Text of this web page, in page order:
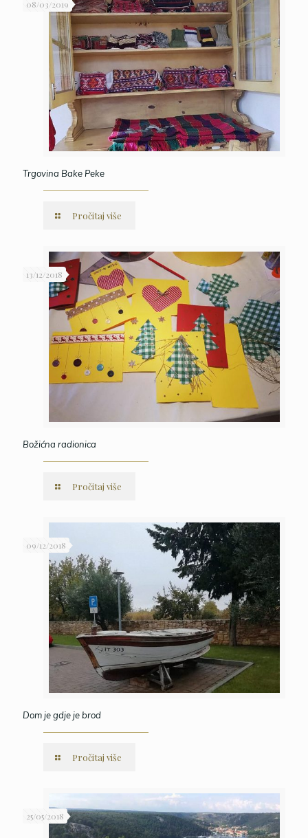
08/03/2019
Trgovina Bake Peke
Pročitaj više
13/12/2018
Božićna radionica
Pročitaj više
09/12/2018
Dom je gdje je brod
Pročitaj više
25/05/2018